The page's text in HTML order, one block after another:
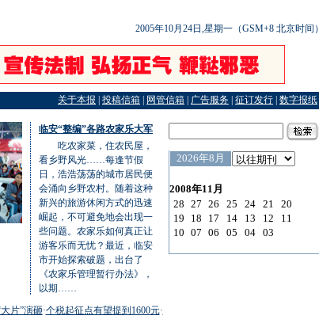
2005年10月24日,星期一（GSM+8 北京时间）
关于本报 投稿信箱 网管信箱 广告服务 征订发行 数字报纸
临安“整编”各路农家乐大军
吃农家菜，住农民屋，
看乡野风光……每逢节假
日，浩浩荡荡的城市居民便
会涌向乡野农村。随着这种
新兴的旅游休闲方式的迅速
崛起，不可避免地会出现一
些问题。农家乐如何真正让
游客乐而无忧？最近，临安
市开始探索破题，出台了
《农家乐管理暂行办法》，
以期……
片”演砸·个税起征点有望提到1600元·35名准女航天员备战太空